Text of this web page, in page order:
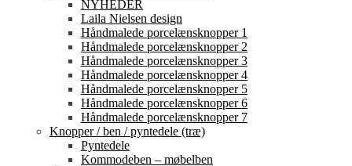
NYHEDER
Laila Nielsen design
Håndmalede porcelænsknopper 1
Håndmalede porcelænsknopper 2
Håndmalede porcelænsknopper 3
Håndmalede porcelænsknopper 4
Håndmalede porcelænsknopper 5
Håndmalede porcelænsknopper 6
Håndmalede porcelænsknopper 7
Knopper / ben / pyntedele (træ)
Pyntedele
Kommodeben – møbelben